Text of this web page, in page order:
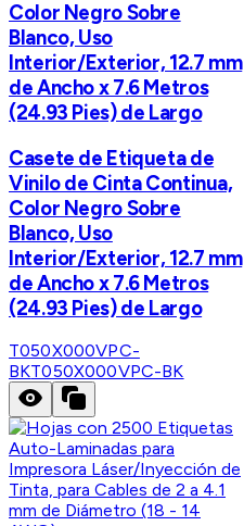
Color Negro Sobre
Blanco, Uso
Interior/Exterior, 12.7 mm
de Ancho x 7.6 Metros
(24.93 Pies) de Largo
Casete de Etiqueta de
Vinilo de Cinta Continua,
Color Negro Sobre
Blanco, Uso
Interior/Exterior, 12.7 mm
de Ancho x 7.6 Metros
(24.93 Pies) de Largo
T050X000VPC-
BKT050X000VPC-BK